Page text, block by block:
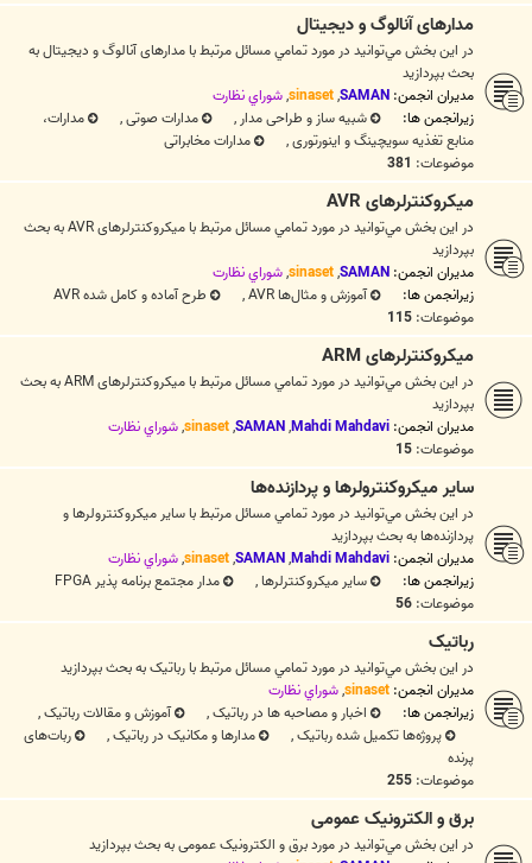
مدارهای آنالوگ و دیجیتال
در اين بخش مي‌توانيد در مورد تمامي مسائل مرتبط با مدارهای آنالوگ و دیجیتال به
بحث بپردازيد
مدیران انجمن: SAMAN
,
sinaset
,شوراي نظارت
زیرانجمن ها:
شبیه ساز و طراحی مدار , مدارات صوتی,
مدارات،
منابع تغذیه سویچینگ و اینورتوری,
مدارات مخابراتی
موضوعات: 381
میکروکنترلرهای AVR
در اين بخش مي‌توانيد در مورد تمامي مسائل مرتبط با میکروکنترلرهای AVR به بحث
بپردازيد
مدیران انجمن: SAMAN
,
sinaset
,شوراي نظارت
زیرانجمن ها:
آموزش و مثال‌ها AVR ,
طرح آماده و کامل شده AVR
موضوعات: 115
میکروکنترلرهای ARM
در اين بخش مي‌توانيد در مورد تمامي مسائل مرتبط با میکروکنترلرهای ARM به بحث
بپردازيد
مدیران انجمن: Mahdi Mahdavi
,
SAMAN
,
sinaset
,شوراي نظارت
موضوعات: 15
سایر میکروکنترولرها و پردازنده‌ها
در اين بخش مي‌توانيد در مورد تمامي مسائل مرتبط با سایر میکروکنترولرها و
پردازنده‌ها به بحث بپردازيد
مدیران انجمن: Mahdi Mahdavi
,
SAMAN
,
sinaset
,شوراي نظارت
زیرانجمن ها:
سایر میکروکنترلرها,
مدار مجتمع برنامه پذیر FPGA
موضوعات: 56
رباتیک
در اين بخش مي‌توانيد در مورد تمامي مسائل مرتبط با رباتیک به بحث بپردازيد
مدیران انجمن: sinaset
,شوراي نظارت
زیرانجمن ها:
اخبار و مصاحبه ها در رباتیک, آموزش و مقالات رباتیک,
پروژه‌ها تکمیل شده رباتیک, مدارها و مکانیک در رباتیک,
ربات‌های
پرنده
موضوعات: 255
برق و الکترونیک عمومی
در اين بخش مي‌توانيد در مورد برق و الکترونیک عمومی به بحث بپردازيد